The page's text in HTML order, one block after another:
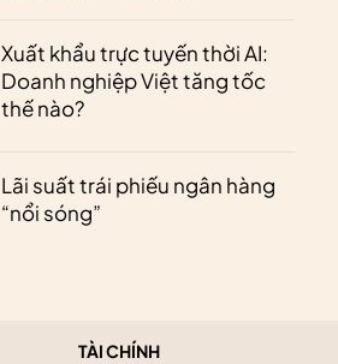
Xuất khẩu trực tuyến thời AI:
Doanh nghiệp Việt tăng tốc
thế nào?
Lãi suất trái phiếu ngân hàng
“nổi sóng”
TÀI CHÍNH